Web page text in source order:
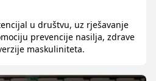
u društvu, uz rješavanje
prevencije nasilja, zdrave
maskuliniteta.